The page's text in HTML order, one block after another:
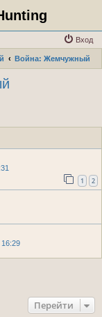
Вход
Война: Жемчужный
1 2
Перейти